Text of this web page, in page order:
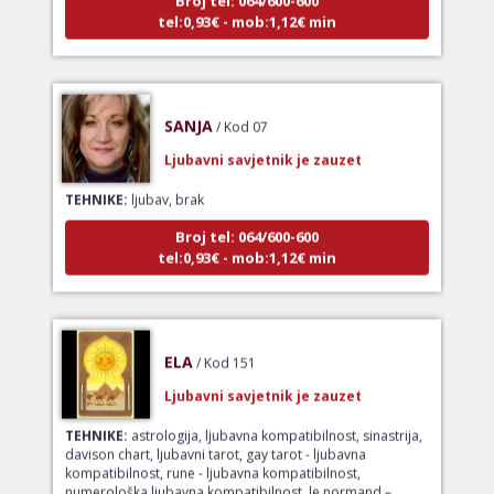
tel:0,93€ - mob:1,12€ min
TEHNIKE:ljubav, brak
Broj tel: 064/600-600
tel:0,93€ - mob:1,12€ min
TEHNIKE:astrologija, ljubavna kompatibilnost, sinastrija,
davison chart, ljubavni tarot, gay tarot - ljubavna
kompatibilnost, rune - ljubavna kompatibilnost,
numerološka ljubavna kompatibilnost, le normand –